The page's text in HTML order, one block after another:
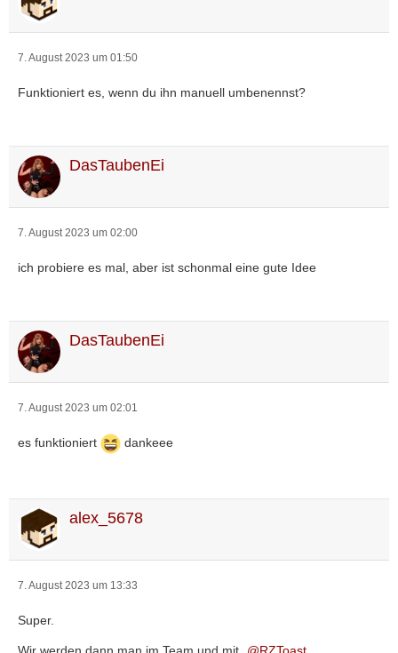
7. August 2023 um 01:50
Funktioniert es, wenn du ihn manuell umbenennst?
DasTaubenEi
7. August 2023 um 02:00
ich probiere es mal, aber ist schonmal eine gute Idee
DasTaubenEi
7. August 2023 um 02:01
es funktioniert dankeee
alex_5678
7. August 2023 um 13:33
Super.
Wir werden dann man im Team und mit RZToast